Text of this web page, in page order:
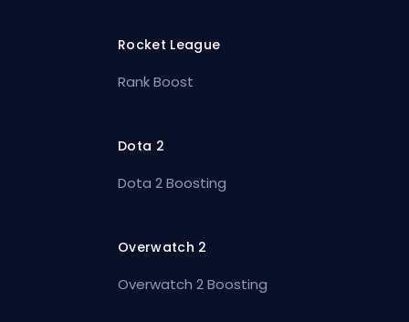
Rocket League
Rank Boost
Dota 2
Dota 2 Boosting
Overwatch 2
Overwatch 2 Boosting